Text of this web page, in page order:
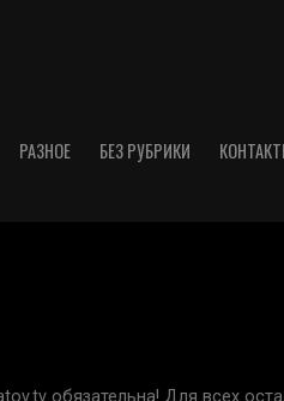
РАЗНОЕ БЕЗ РУБРИКИ
обязательна! Для всех